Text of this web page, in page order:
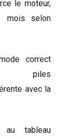
le moteur,
mois selon
correct
piles
avec la
au tableau